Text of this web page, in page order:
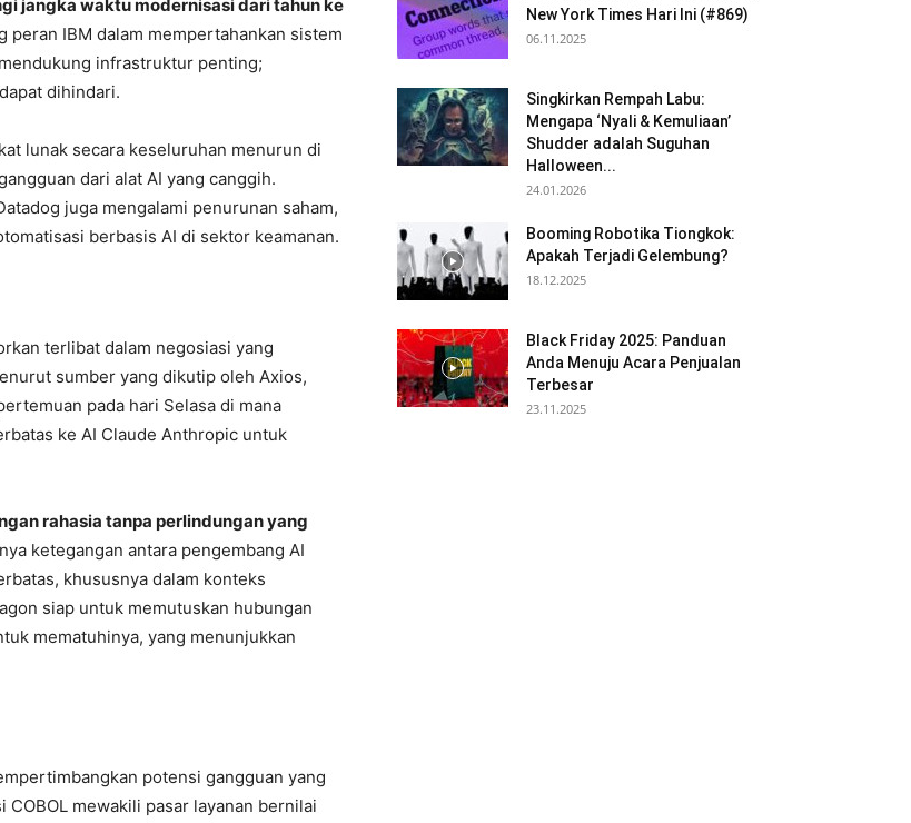
jangka waktu modernisasi dari tahun ke
peran IBM dalam mempertahankan sistem
infrastruktur penting;
dihindari.
lunak secara keseluruhan menurun di
dari alat AI yang canggih.
juga mengalami penurunan saham,
berbasis AI di sektor keamanan.
terlibat dalam negosiasi yang
sumber yang dikutip oleh Axios,
pada hari Selasa di mana
ke AI Claude Anthropic untuk
rahasia tanpa perlindungan yang
ketegangan antara pengembang AI
khususnya dalam konteks
siap untuk memutuskan hubungan
mematuhinya, yang menunjukkan
potensi gangguan yang
mewakili pasar layanan bernilai
New York Times Hari Ini (#869)
06.11.2025
Singkirkan Rempah Labu:
Mengapa ‘Nyali & Kemuliaan’
Shudder adalah Suguhan
Halloween...
24.01.2026
Booming Robotika Tiongkok:
Apakah Terjadi Gelembung?
18.12.2025
Black Friday 2025: Panduan
Anda Menuju Acara Penjualan
Terbesar
23.11.2025